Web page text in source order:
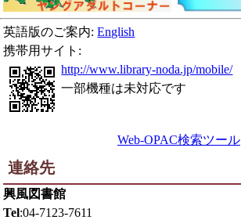
英語版のご案内:English
携帯用サイト:
http://www.library-noda.jp/mobile/
一部機種は未対応です
Web-OPAC検索ツール
連絡先
興風図書館
Tel:04-7123-7611